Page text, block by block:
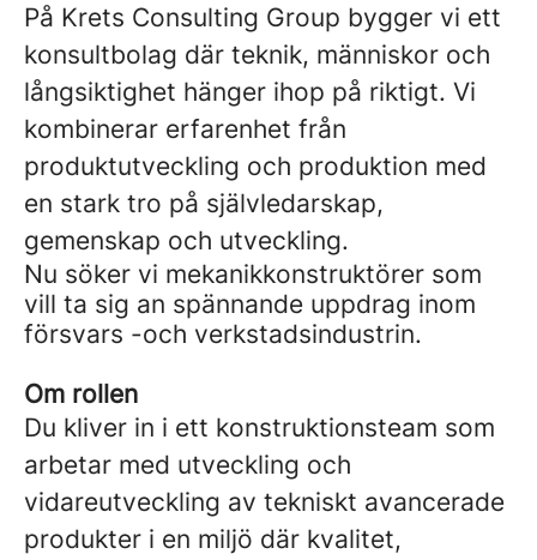
På Krets Consulting Group bygger vi ett
konsultbolag där teknik, människor och
långsiktighet hänger ihop på riktigt. Vi
kombinerar erfarenhet från
produktutveckling och produktion med
en stark tro på självledarskap,
gemenskap och utveckling.
Nu söker vi mekanikkonstruktörer som
vill ta sig an spännande uppdrag inom
försvars -och verkstadsindustrin.
Om rollen
Du kliver in i ett konstruktionsteam som
arbetar med utveckling och
vidareutveckling av tekniskt avancerade
produkter i en miljö där kvalitet,